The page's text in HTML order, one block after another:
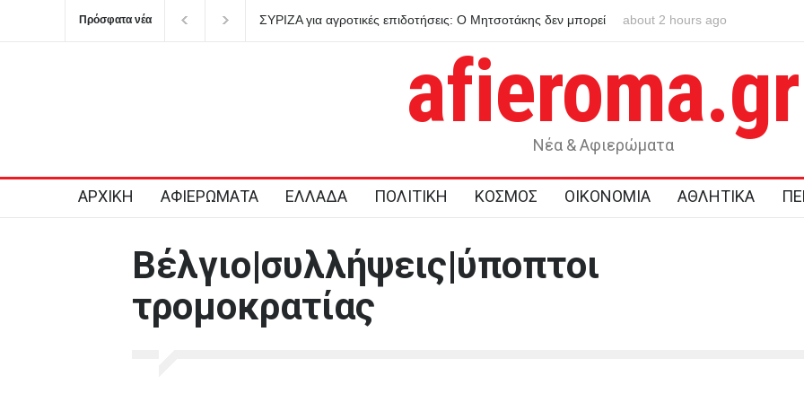
Πρόσφατα νέα
ΣΥΡΙΖΑ για αγροτικές επιδοτήσεις: Ο Μητσοτάκης δεν μπορεί
Μήνυμα 112 για φωτιά στην
about 2 hours ago
afieroma.gr
Νέα & Αφιερώματα
ΑΡΧΙΚΗ ΑΦΙΕΡΩΜΑΤΑ ΕΛΛΑΔΑ ΠΟΛΙΤΙΚΗ ΚΟΣΜΟΣ ΟΙΚΟΝΟΜΙΑ ΑΘΛΗΤΙΚΑ
Βέλγιο|συλλήψεις|ύποπτοι
τρομοκρατίας